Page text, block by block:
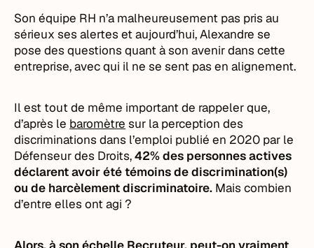
Son équipe RH n’a malheureusement pas pris au
sérieux ses alertes et aujourd’hui, Alexandre se
pose des questions quant à son avenir dans cette
entreprise, avec qui il ne se sent pas en alignement.
Il est tout de même important de rappeler que,
d’après le baromètre sur la perception des
discriminations dans l’emploi publié en 2020 par le
Défenseur des Droits,42% des personnes actives
déclarent avoir été témoins de discrimination(s)
ou de harcèlement discriminatoire. Mais combien
d’entre elles ont agi ?